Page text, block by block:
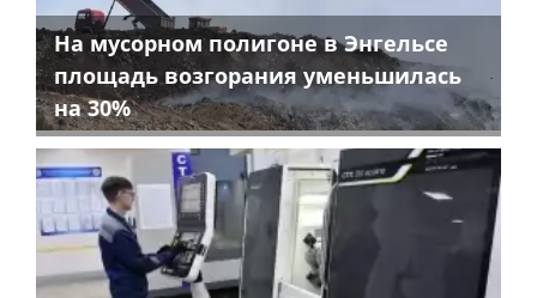
На мусорном полигоне в Энгельсе
площадь возгорания уменьшилась
на 30%